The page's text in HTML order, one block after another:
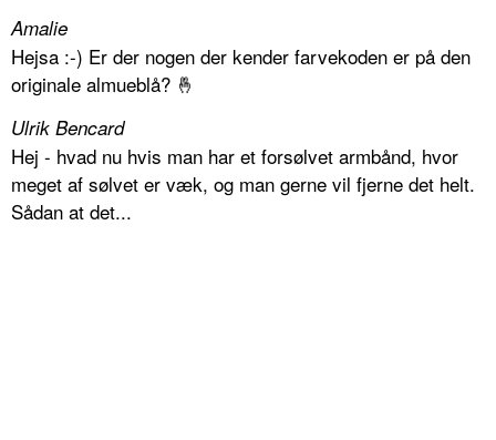
Amalie
Hejsa :-) Er der nogen der kender farvekoden er på den
originale almueblå? 🤞
Ulrik Bencard
Hej - hvad nu hvis man har et forsølvet armbånd, hvor
meget af sølvet er væk, og man gerne vil fjerne det helt.
Sådan at det...